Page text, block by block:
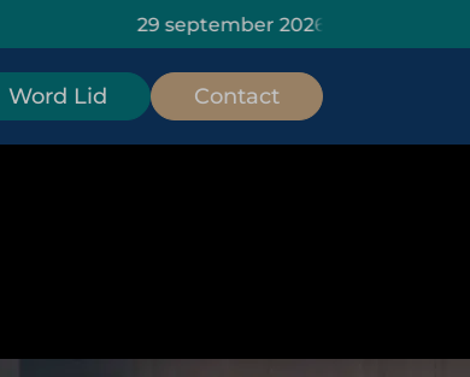
29 september 2026: HOMiES
Word Lid Contact